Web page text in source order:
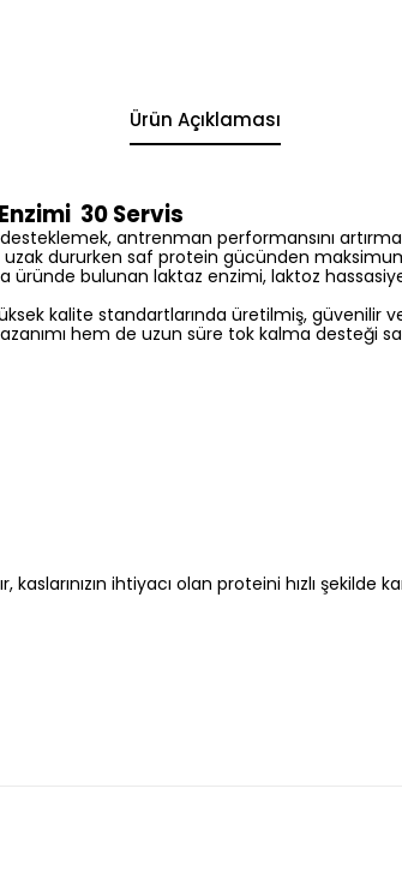
Ürün Açıklaması
30 Servis
antrenman performansını
uzak dururken saf protein gücünden
bulunan laktaz enzimi, laktoz
kalite standartlarında üretilmiş, güvenilir
hem de uzun süre tok kalma desteği
ihtiyacı olan proteini hızlı şekilde